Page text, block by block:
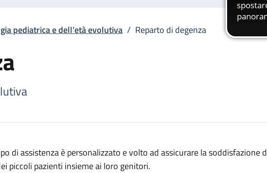
pediatrica e dell’età evolutiva / Reparto di degenza
di assistenza è personalizzato e volto ad assicurare la soddisfazione
piccoli pazienti insieme ai loro genitori.